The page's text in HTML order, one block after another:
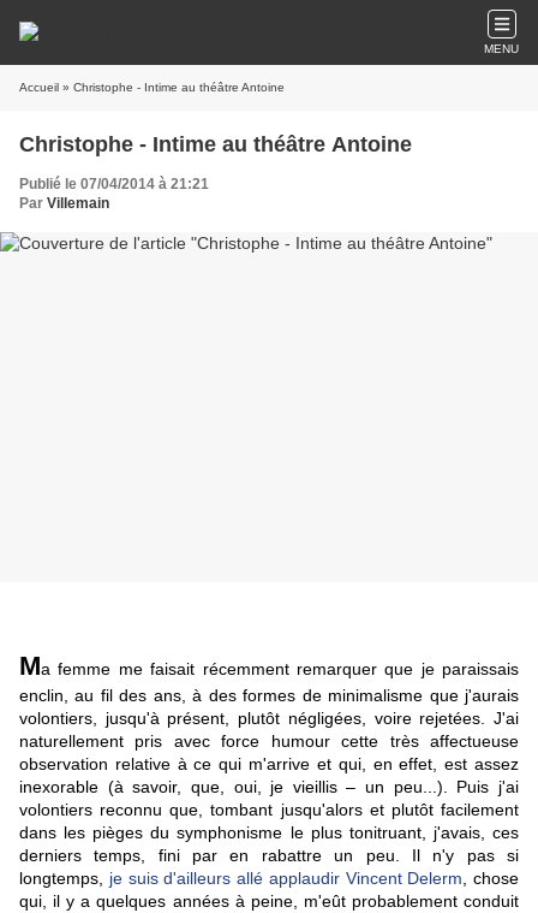
MENU
Accueil » Christophe - Intime au théâtre Antoine
Christophe - Intime au théâtre Antoine
Publié le 07/04/2014 à 21:21
Par Villemain
Ma femme me faisait récemment remarquer que je paraissais
enclin, au fil des ans, à des formes de minimalisme que j'aurais
volontiers, jusqu'à présent, plutôt négligées, voire rejetées. J'ai
naturellement pris avec force humour cette très affectueuse
observation relative à ce qui m'arrive et qui, en effet, est assez
inexorable (à savoir, que, oui, je vieillis – un peu...). Puis j'ai
volontiers reconnu que, tombant jusqu'alors et plutôt facilement
dans les pièges du symphonisme le plus tonitruant, j'avais, ces
derniers temps, fini par en rabattre un peu. Il n'y pas si
longtemps, je suis d'ailleurs allé applaudir Vincent Delerm , chose
qui, il y a quelques années à peine, m'eût probablement conduit